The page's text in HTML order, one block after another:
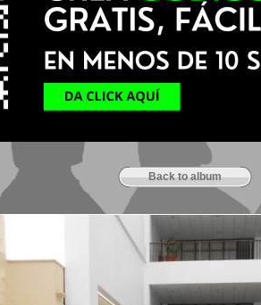
Back to album